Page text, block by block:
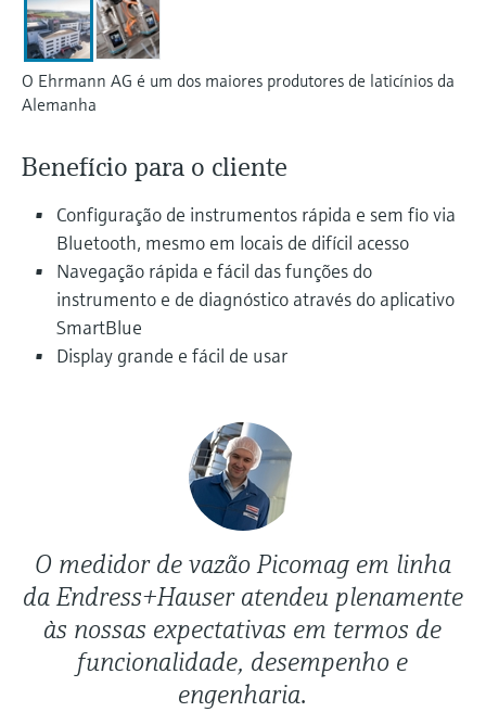
Device Viewer
Find product-specific information and
documentation
Find spare parts by product root, order code,
Medição de nível com pressão
Comprar tudo
Tecnologia Memosens
Comprar tudo
do processo para tomada de
decisões
O Ehrmann AG é um dos maiores produtores de laticínios da
Alemanha
Benefício para o cliente
Configuração de instrumentos rápida e sem fio via
Bluetooth, mesmo em locais de difícil acesso
Navegação rápida e fácil das funções do
instrumento e de diagnóstico através do aplicativo
SmartBlue
Display grande e fácil de usar
O medidor de vazão Picomag em linha
da Endress+Hauser atendeu plenamente
às nossas expectativas em termos de
funcionalidade, desempenho e
engenharia.